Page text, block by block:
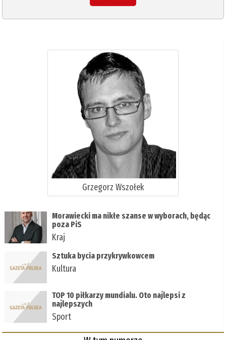
Grzegorz Wszołek
Morawiecki ma nikłe szanse w wyborach, będąc
poza PiS
Kraj
Sztuka bycia przykrywkowcem
Kultura
TOP 10 piłkarzy mundialu. Oto najlepsi z
najlepszych
Sport